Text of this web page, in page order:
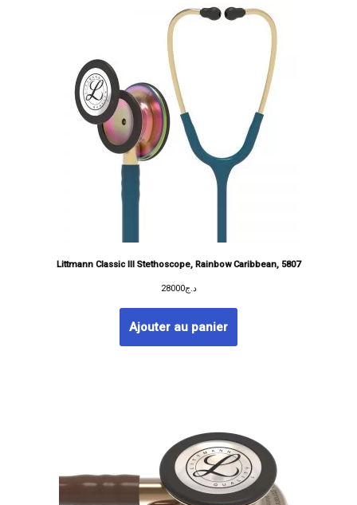
Littmann Classic III Stethoscope, Rainbow Caribbean, 5807
د.ج28000
Ajouter au panier